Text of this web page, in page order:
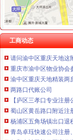
工商动态
重庆天地写字楼|重庆市
【图】邻解放碑洪崖洞
渝中区重庆天地公寓即
重庆渝中重庆天地户型
请问渝中区重庆天地这
重庆市渝中区物业协会
渝中区重庆天地精装两
两路口代账公司
【庐区三孝口专业注册
蜀山区黄岳路口附近
杨浦区五角场镇出口退
青岛卓珏快速公司注册
仁和会计司门口工商代